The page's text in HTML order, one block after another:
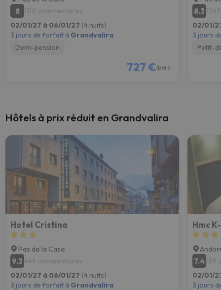
8
1110 commentaires
02/01/27 à 06/01/27 (4 nuits)
3 jours de forfait à Grandvalira
Demi-pension
727 €/pers.
8.3
02/01/
3 jours
Petit-
Hôtels à prix réduit en Grandvalira
Hotel Cristina
Pas de la Case
9.3 469 commentaires
02/01/27 à 06/01/27 (4 nuits)
3 jours de forfait à Grandvalira
Hmc
7.4 189
02/01/
3 jours